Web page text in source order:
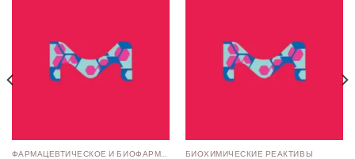
БИОХИМИЧЕСКИЕ РЕАКТИВЫ